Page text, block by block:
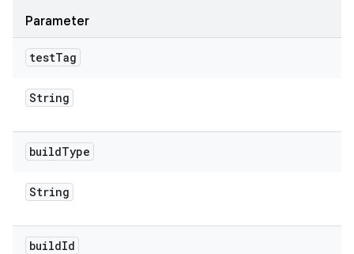
Parameter
testTag
String
buildType
String
buildId